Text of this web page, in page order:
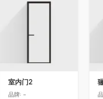
收藏
室内门2
品牌: -